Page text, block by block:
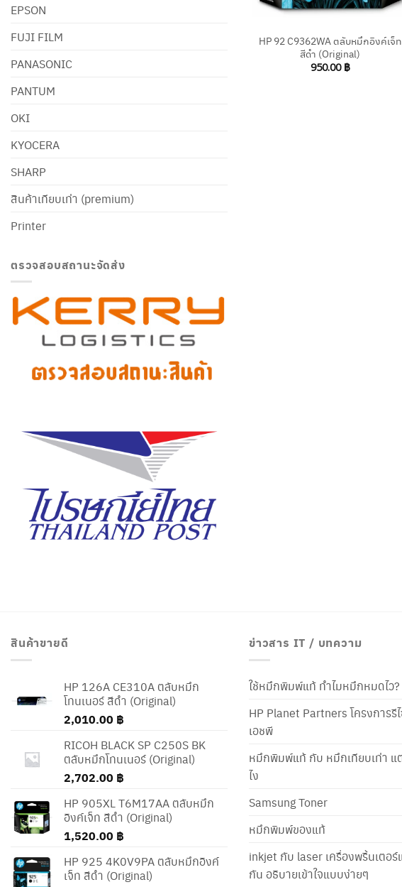
EPSON
FUJI FILM
PANASONIC
PANTUM
OKI
KYOCERA
SHARP
สินค้าเทียบเท่า (premium)
Printer
ตรวจสอบสถานะจัดส่ง
HP 92 C9362WA ตลับหมึกอิงค์เจ็ท
สีดำ (Original)
950.00 ฿
สินค้าขายดี
HP 126A CE310A ตลับหมึก
โทนเนอร์ สีดำ (Original)
2,010.00 ฿
RICOH BLACK SP C250S BK
ตลับหมึกโทนเนอร์ (Original)
2,702.00 ฿
HP 905XL T6M17AA ตลับหมึก
อิงค์เจ็ท สีดำ (Original)
1,520.00 ฿
HP 925 4K0V9PA ตลับหมึกอิงค์
เจ็ท สีดำ (Original)
ข่าวสาร IT / บทความ
ใช้หมึกพิมพ์แท้ ทำไมหมึกหมดไว?
HP Planet Partners โครงการรี
เอชพี
หมึกพิมพ์แท้ กับ หมึกเทียบเท่า แ
ไง
Samsung Toner
หมึกพิมพ์ของแท้
inkjet กับ laser เครื่องพริ้นเตอ
กัน อธิบายเข้าใจแบบง่ายๆ